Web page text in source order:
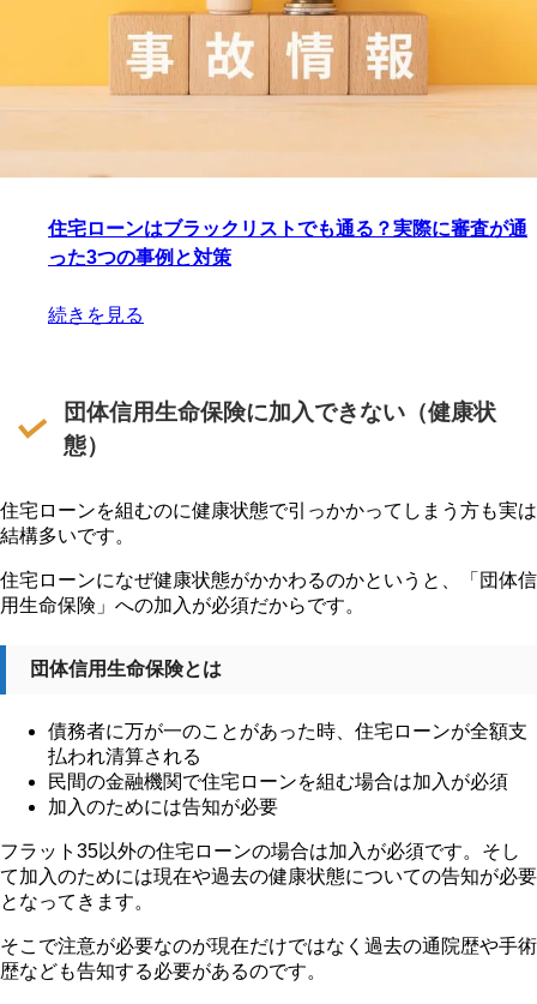
住宅ローンはブラックリストでも通る？実際に審査が通
った3つの事例と対策
続きを見る
団体信用生命保険に加入できない（健康状
態）
住宅ローンを組むのに健康状態で引っかかってしまう方も実は
結構多いです。
住宅ローンになぜ健康状態がかかわるのかというと、「団体信
用生命保険」への加入が必須だからです。
団体信用生命保険とは
債務者に万が一のことがあった時、住宅ローンが全額支
払われ清算される
民間の金融機関で住宅ローンを組む場合は加入が必須
加入のためには告知が必要
フラット35以外の住宅ローンの場合は加入が必須です。そし
て加入のためには現在や過去の健康状態についての告知が必要
となってきます。
そこで注意が必要なのが現在だけではなく過去の通院歴や手術
歴なども告知する必要があるのです。